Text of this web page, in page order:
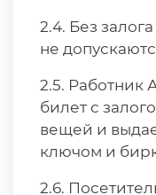
2.4. Без
не
2.5. Работник
билет с
вещей и
ключом и
2.6.